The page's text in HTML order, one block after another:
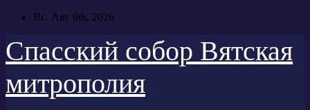
Перейти
содержимому
Вс. Авг 9th, 2026
Спасский собор Вятская
митрополия